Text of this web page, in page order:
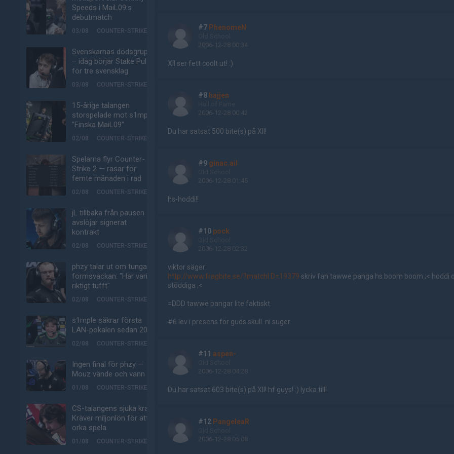
Speeds i MaiL09:s
debutmatch
03/08 COUNTER-STRIKE
Svenskarnas dödsgrupp
– idag börjar Stake Pulse
för tre svensklag
03/08 COUNTER-STRIKE
15-årige talangen
storspelade mot s1mple:
"Finska MaiL09"
02/08 COUNTER-STRIKE
Spelarna flyr Counter-
Strike 2 — rasar för
femte månaden i rad
02/08 COUNTER-STRIKE
jL tillbaka från pausen –
avslöjar signerat
kontrakt
02/08 COUNTER-STRIKE
phzy talar ut om tunga
formsvackan: "Har varit
riktigt tufft"
02/08 COUNTER-STRIKE
s1mple säkrar första
LAN-pokalen sedan 2022
02/08 COUNTER-STRIKE
Ingen final för phzy —
Mouz vände och vann
01/08 COUNTER-STRIKE
CS-talangens sjuka krav:
Kräver miljonlön för att
orka spela
01/08 COUNTER-STRIKE
#7 PhenomeN
2006-12-28 00:34
XII ser fett coolt ut! :)
#8 hajjen
2006-12-28 00:42
Du har satsat 500 bite(s) på XII!
#9 ginac.ail
2006-12-28 01:45
hs-hoddi!!
#10 pock
2006-12-28 02:32
viktor säger:
http://www.fragbite.se/?matchI D=19379 skriv fan tawwe panga hs boom boom ;< hoddi
stöddiga ;<
=DDD tawwe pangar lite faktiskt.
#6 lev i presens för guds skull. ni suger.
#11 aspen-
2006-12-28 04:28
Du har satsat 603 bite(s) på XII! hf guys! :) lycka till!
#12 PangeleaR
2006-12-28 05:08